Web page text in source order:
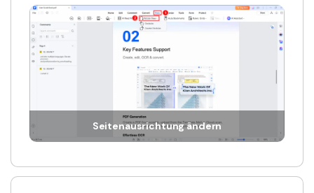
Seitenausrichtung ändern